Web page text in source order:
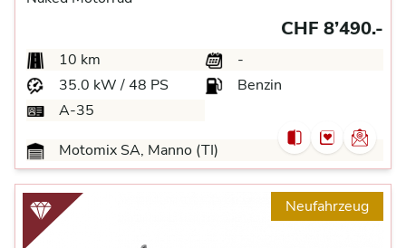
CHF 8’490.-
10 km
-
35.0 kW / 48 PS
Benzin
A-35
Motomix SA, Manno (TI)
Neufahrzeug